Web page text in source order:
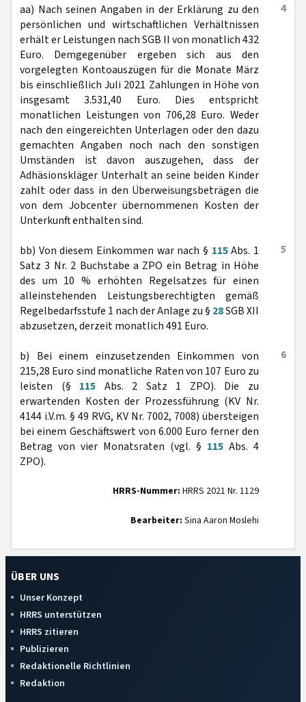
4
aa) Nach seinen Angaben in der Erklärung zu den
persönlichen und wirtschaftlichen Verhältnissen
erhält er Leistungen nach SGB II von monatlich 432
Euro. Demgegenüber ergeben sich aus den
vorgelegten Kontoauszügen für die Monate März
bis einschließlich Juli 2021 Zahlungen in Höhe von
insgesamt 3.531,40 Euro. Dies entspricht
monatlichen Leistungen von 706,28 Euro. Weder
nach den eingereichten Unterlagen oder den dazu
gemachten Angaben noch nach den sonstigen
Umständen ist davon auszugehen, dass der
Adhäsionskläger Unterhalt an seine beiden Kinder
zahlt oder dass in den Überweisungsbeträgen die
von dem Jobcenter übernommenen Kosten der
Unterkunft enthalten sind.
5
bb) Von diesem Einkommen war nach § 115Abs. 1
Satz 3 Nr. 2 Buchstabe a ZPO ein Betrag in Höhe
des um 10 % erhöhten Regelsatzes für einen
alleinstehenden Leistungsberechtigten gemäß
Regelbedarfsstufe 1 nach der Anlage zu § 28SGB XII
abzusetzen, derzeit monatlich 491 Euro.
6
b) Bei einem einzusetzenden Einkommen von
215,28 Euro sind monatliche Raten von 107 Euro zu
leisten (§ 115 Abs. 2 Satz 1 ZPO). Die zu
erwartenden Kosten der Prozessführung (KV Nr.
4144 i.V.m. § 49 RVG, KV Nr. 7002, 7008) übersteigen
bei einem Geschäftswert von 6.000 Euro ferner den
Betrag von vier Monatsraten (vgl. § 115 Abs. 4
ZPO).
HRRS-Nummer: HRRS 2021 Nr. 1129
Bearbeiter: Sina Aaron Moslehi
ÜBER UNS
Unser Konzept
HRRS unterstützen
HRRS zitieren
Publizieren
Redaktionelle Richtlinien
Redaktion